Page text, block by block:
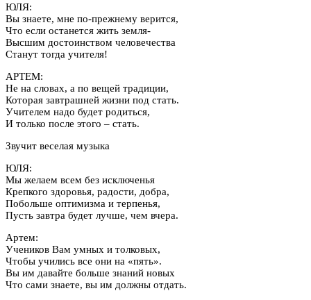
ЮЛЯ:
Вы знаете, мне по-прежнему верится,
Что если останется жить земля-
Высшим достоинством человечества
Станут тогда учителя!
АРТЕМ:
Не на словах, а по вещей традиции,
Которая завтрашней жизни под стать.
Учителем надо будет родиться,
И только после этого – стать.
Звучит веселая музыка
ЮЛЯ:
Мы желаем всем без исключенья
Крепкого здоровья, радости, добра,
Побольше оптимизма и терпенья,
Пусть завтра будет лучше, чем вчера.
Артем:
Учеников Вам умных и толковых,
Чтобы учились все они на «пять».
Вы им давайте больше знаний новых
Что сами знаете, вы им должны отдать.